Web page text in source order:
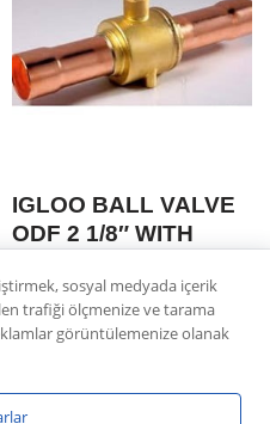
IGLOO BALL VALVE
ODF 2 1/8″ WITH
sosyal medyada içerik
trafiği ölçmenize ve tarama
görüntülemenize olanak